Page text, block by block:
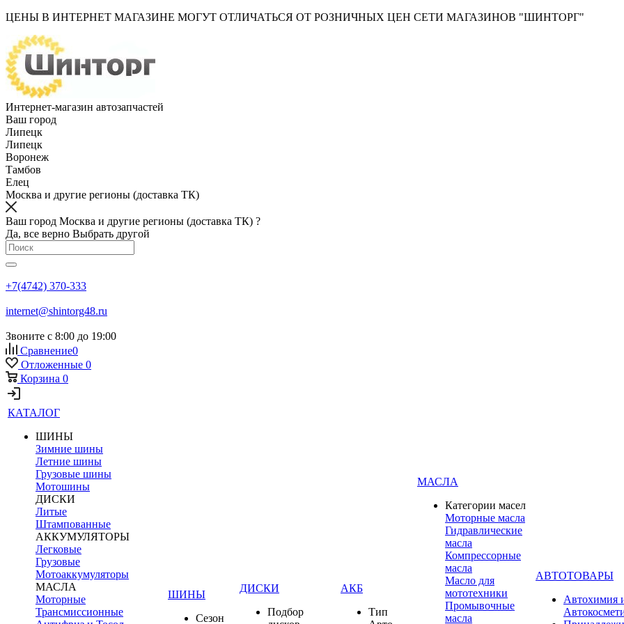
ЦЕНЫ В ИНТЕРНЕТ МАГАЗИНЕ МОГУТ ОТЛИЧАТЬСЯ ОТ РОЗНИЧНЫХ ЦЕН СЕТИ МАГАЗИНОВ "ШИНТОРГ"
Интернет-магазин автозапчастей
Ваш город
Липецк
Липецк
Воронеж
Тамбов
Елец
Москва и другие регионы (доставка ТК)
Ваш город Москва и другие регионы (доставка ТК) ?
Да, все верно Выбрать другой
+7(4742) 370-333
internet@shintorg48.ru
Звоните с 8:00 до 19:00
Сравнение0
Отложенные 0
Корзина 0
КАТАЛОГ
ШИНЫ
Зимние шины
Летние шины
Грузовые шины
Мотошины
ДИСКИ
Литые
Штампованные
АККУМУЛЯТОРЫ
Легковые
Грузовые
Мотоаккумуляторы
МАСЛА
Моторные
Трансмиссионные
ШИНЫ
Сезон
ДИСКИ
Подбор
АКБ
Тип
МАСЛА
Категории масел
Моторные масла
Гидравлические
масла
Компрессорные
масла
Масло для
мототехники
Промывочные
масла
АВТОТОВАРЫ
Автохимия